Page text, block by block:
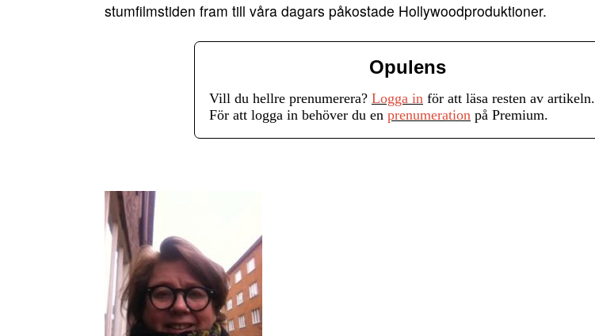
stumfilmstiden fram till våra dagars påkostade Hollywoodproduktioner.
Opulens
Vill du hellre prenumerera? Logga in för att läsa resten av artikeln.
För att logga in behöver du en prenumeration på Premium.